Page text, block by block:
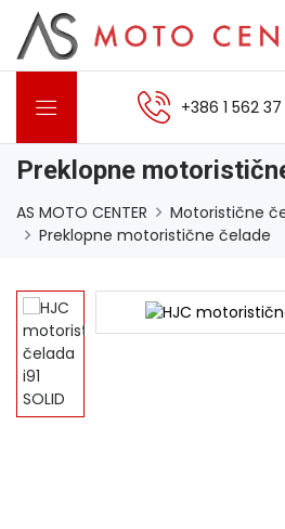
+386 1 562
Preklopne
AS MOTO CENTER
Motoristične
Preklopne motoristične čelade